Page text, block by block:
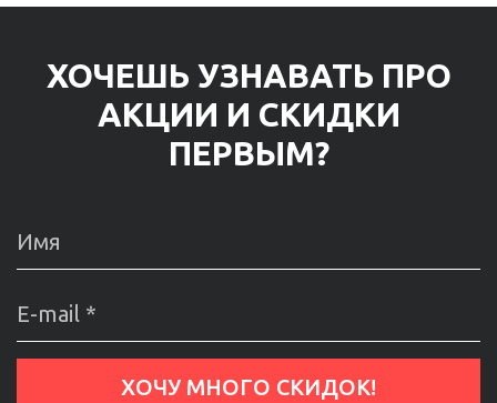
ХОЧЕШЬ УЗНАВАТЬ ПРО
АКЦИИ И СКИДКИ
ПЕРВЫМ?